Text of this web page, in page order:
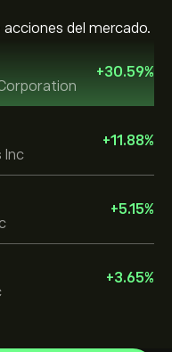
del mercado.
+30.59%
Inc
+11.88%
+5.15%
+3.65%